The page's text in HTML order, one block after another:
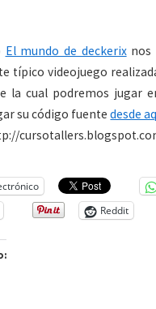
El mundo de deckerixnos
típico videojuego
la cual podremos jugar
su código fuentedesde
Reddit